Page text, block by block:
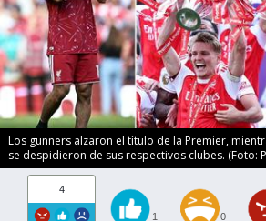
Los gunners alzaron el título de la Premier,
se despidieron de sus respectivos clubes. (Foto:
4
1 0